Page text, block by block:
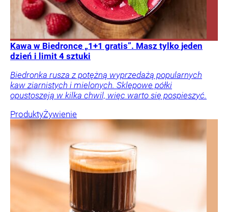
Kawa w Biedronce „1+1 gratis”. Masz tylko jeden
dzień i limit 4 sztuki
Biedronka rusza z potężną wyprzedażą popularnych
kaw ziarnistych i mielonych. Sklepowe półki
opustoszeją w kilka chwil, więc warto się pospieszyć.
ProduktyŻywienie